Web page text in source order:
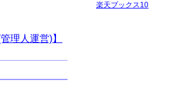
理人運営)】
楽天ブックス10